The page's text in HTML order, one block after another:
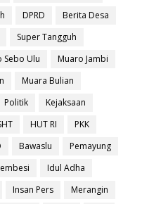
DPRD
Berita Desa
Super Tangguh
Sebo Ulu
Muaro Jambi
Muara Bulian
Politik
Kejaksaan
HUT RI
PKK
Bawaslu
Pemayung
Idul Adha
Insan Pers
Merangin